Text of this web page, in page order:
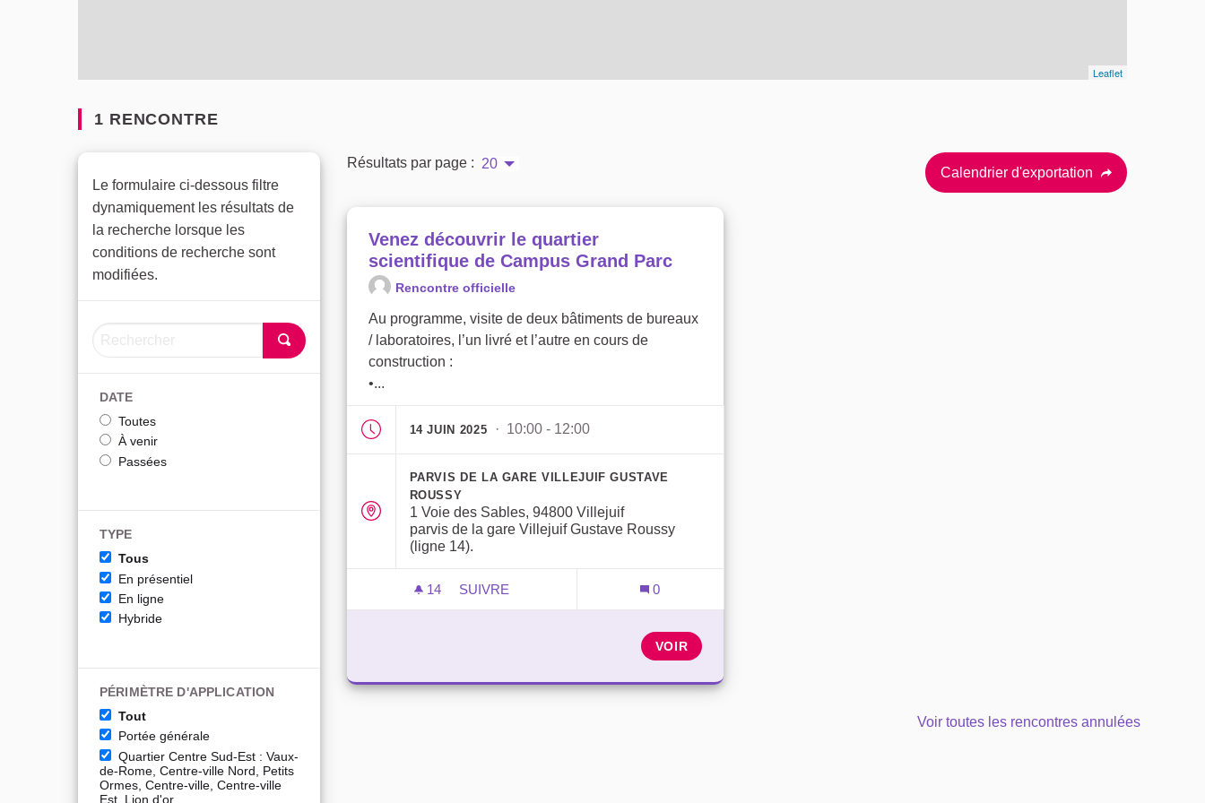
Leaflet
1 RENCONTRE
Le formulaire ci-dessous filtre
dynamiquement les résultats de
la recherche lorsque les
conditions de recherche sont
modifiées.
DATE
Toutes
À venir
Passées
TYPE
Tous
En présentiel
En ligne
Hybride
PÉRIMÈTRE D'APPLICATION
Tout
Portée générale
Quartier Centre Sud-Est : Vaux-
de-Rome, Centre-ville Nord, Petits
Ormes, Centre-ville, Centre-ville
Est, Lion d'or
Résultats par page : 20
Calendrier d'exportation
Venez découvrir le quartier
scientifique de Campus Grand Parc
Rencontre officielle
Au programme, visite de deux bâtiments de bureaux
/ laboratoires, l’un livré et l’autre en cours de
construction :
•...
14 JUIN 2025 · 10:00 - 12:00
PARVIS DE LA GARE VILLEJUIF GUSTAVE
ROUSSY
1 Voie des Sables, 94800 Villejuif
parvis de la gare Villejuif Gustave Roussy
(ligne 14).
14 14 ABONNÉS
SUIVRE
0
VOIR
Voir toutes les rencontres annulées